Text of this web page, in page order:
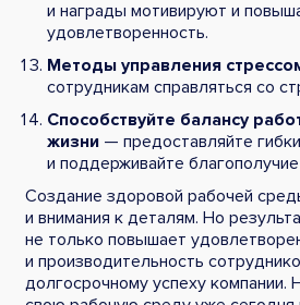
и награды мотивируют и
удовлетворенность.
Методы управления
сотрудникам справляться со
Способствуйте балансу
жизни — предоставляйте
и поддерживайте
Создание здоровой рабочей
и внимания к деталям. Но
не только повышает
и производительность
долгосрочному успеху компании.